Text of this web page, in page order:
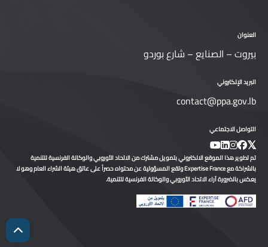
العنوان
بيروت – الصنايع – شارع بوردو
البريد الإلكتروني
contact@ppa.gov.lb
التواصل الاجتماعي
تم تطوير هذا الموقع الالكتروني بتمويل مشترك من الاتحاد الأوروبي والوكالة الفرنسية للتنمية
بالشراكة مع Expertise France وتقع المسؤولية عن محتواه حصراً على عاتق هيئة الشراء العام وهو لا
يعكس بالضرورة آراء الاتحاد الأوروبي والوكالة الفرنسية للتنمية.